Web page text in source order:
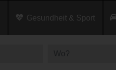
Gesundheit & Sport